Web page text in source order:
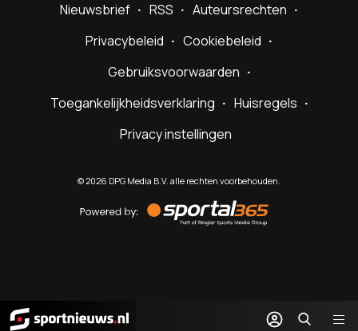
Nieuwsbrief
RSS
Auteursrechten
Privacybeleid
Cookiebeleid
Gebruiksvoorwaarden
Toegankelijkheidsverklaring
Huisregels
Privacy instellingen
©2026 DPG Media B.V. alle rechten voorbehouden.
by
Sportal365